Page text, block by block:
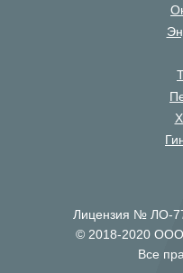
Лицензия № ЛО-
© 2018-2020
Все